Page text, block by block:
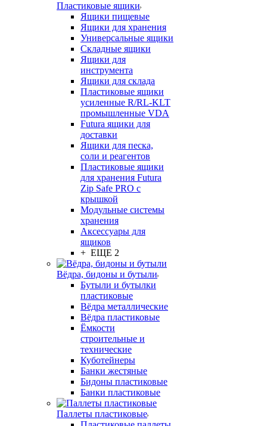
Пластиковые ящики
Ящики пищевые
Ящики для хранения
Универсальные ящики
Складные ящики
Ящики для
инструмента
Ящики для склада
Пластиковые ящики
усиленные R/RL-KLT
промышленные VDA
Futura ящики для
доставки
Ящики для песка,
соли и реагентов
Пластиковые ящики
для хранения Futura
Zip Safe PRO с
крышкой
Модульные системы
хранения
Аксессуары для
ящиков
+ ЕЩЕ 2
Вёдра, бидоны и бутыли
Бутыли и бутылки
пластиковые
Вёдра металлические
Вёдра пластиковые
Ёмкости
строительные и
технические
Куботейнеры
Банки жестяные
Бидоны пластиковые
Банки пластиковые
Паллеты пластиковые